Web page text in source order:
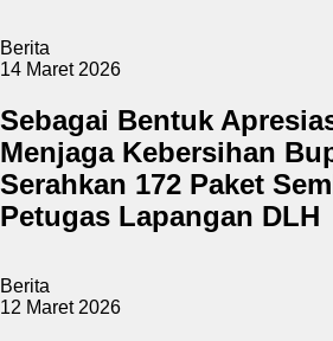
Berita
14 Maret 2026
Sebagai Bentuk
Menjaga Kebersihan
Serahkan 172 Paket
Petugas Lapangan DLH
Berita
12 Maret 2026